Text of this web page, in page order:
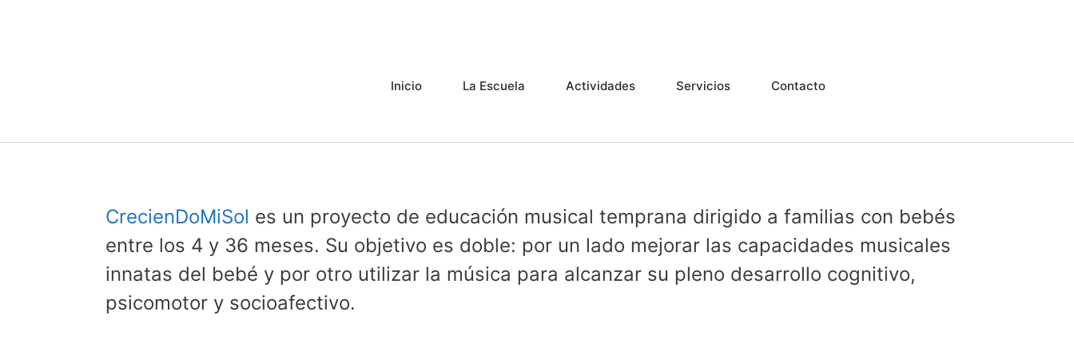
Inicio La Escuela Actividades Servicios Contacto
CrecienDoMiSol es un proyecto de educación musical temprana dirigido a familias con bebés
entre los 4 y 36 meses. Su objetivo es doble: por un lado mejorar las capacidades musicales
innatas del bebé y por otro utilizar la música para alcanzar su pleno desarrollo cognitivo,
psicomotor y socioafectivo.